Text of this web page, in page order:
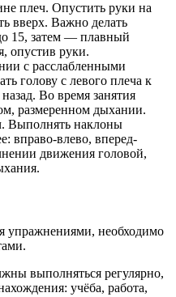
плеч. Опустить руки на
вверх. Важно делать
15, затем — плавный
опустив руки.
с расслабленными
голову с левого плеча к
Во время занятия
размеренном дыхании.
Выполнять наклоны
вправо-влево, вперед-
движения головой,
упражнениями, необходимо
выполняться регулярно,
учёба, работа,